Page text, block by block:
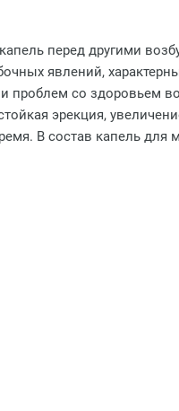
перед другими
явлений,
проблем со здоровьем
эрекция,
В состав капель для